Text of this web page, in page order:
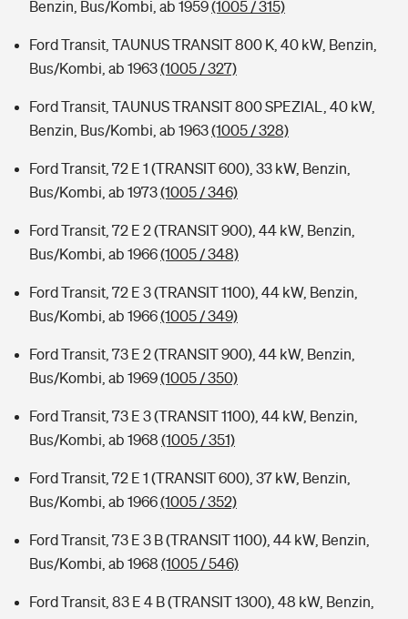
Benzin, Bus/Kombi, ab 1959(1005 / 315)
Ford Transit, TAUNUS TRANSIT 800 K, 40 kW, Benzin,
Bus/Kombi, ab 1963(1005 / 327)
Ford Transit, TAUNUS TRANSIT 800 SPEZIAL, 40 kW,
Benzin, Bus/Kombi, ab 1963(1005 / 328)
Ford Transit, 72 E 1 (TRANSIT 600), 33 kW, Benzin,
Bus/Kombi, ab 1973(1005 / 346)
Ford Transit, 72 E 2 (TRANSIT 900), 44 kW, Benzin,
Bus/Kombi, ab 1966(1005 / 348)
Ford Transit, 72 E 3 (TRANSIT 1100), 44 kW, Benzin,
Bus/Kombi, ab 1966(1005 / 349)
Ford Transit, 73 E 2 (TRANSIT 900), 44 kW, Benzin,
Bus/Kombi, ab 1969(1005 / 350)
Ford Transit, 73 E 3 (TRANSIT 1100), 44 kW, Benzin,
Bus/Kombi, ab 1968 (1005 / 351)
Ford Transit, 72 E 1 (TRANSIT 600), 37 kW, Benzin,
Bus/Kombi, ab 1966(1005 / 352)
Ford Transit, 73 E 3 B (TRANSIT 1100), 44 kW, Benzin,
Bus/Kombi, ab 1968 (1005 / 546)
Ford Transit, 83 E 4 B (TRANSIT 1300), 48 kW, Benzin,